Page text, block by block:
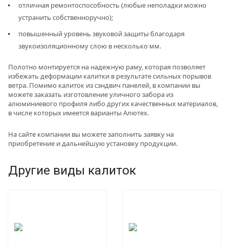
отличная ремонтоспособность (любые неполадки можно
устранить собственноручно);
повышенный уровень звуковой защиты благодаря
звукоизоляционному слою в несколько мм.
Полотно монтируется на надежную раму, которая позволяет
избежать деформации калитки в результате сильных порывов
ветра. Помимо калиток из сэндвич панелей, в компании вы
можете заказать изготовление уличного забора из
алюминиевого профиля либо других качественных материалов,
в числе которых имеется варианты Алютех.
На сайте компании вы можете заполнить заявку на
приобретение и дальнейшую установку продукции.
Другие виды калиток